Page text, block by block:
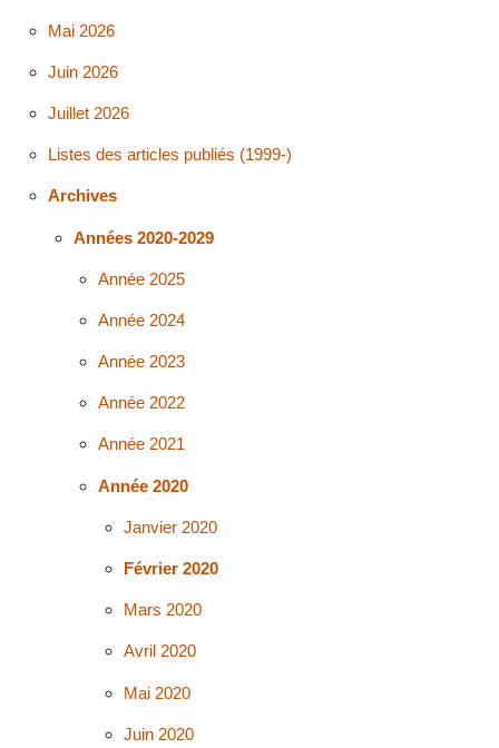
Mai 2026
Juin 2026
Juillet 2026
Listes des articles publiés (1999-)
Archives
Années 2020-2029
Année 2025
Année 2024
Année 2023
Année 2022
Année 2021
Année 2020
Janvier 2020
Février 2020
Mars 2020
Avril 2020
Mai 2020
Juin 2020